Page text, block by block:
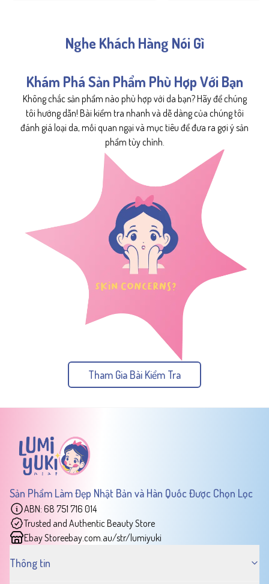
Nghe Khách Hàng Nói Gì
Khám Phá Sản Phẩm Phù Hợp Với Bạn
Không chắc sản phẩm nào phù hợp với da bạn? Hãy để chúng
tôi hướng dẫn! Bài kiểm tra nhanh và dễ dàng của chúng tôi
đánh giá loại da, mối quan ngại và mục tiêu để đưa ra gợi ý sản
phẩm tùy chỉnh.
Tham Gia Bài Kiểm Tra
Sản Phẩm Làm Đẹp Nhật Bản và Hàn Quốc Được Chọn Lọc
ABN: 68 751 716 014
Trusted and Authentic Beauty Store
Ebay Storeebay.com.au/str/lumiyuki
Thông tin